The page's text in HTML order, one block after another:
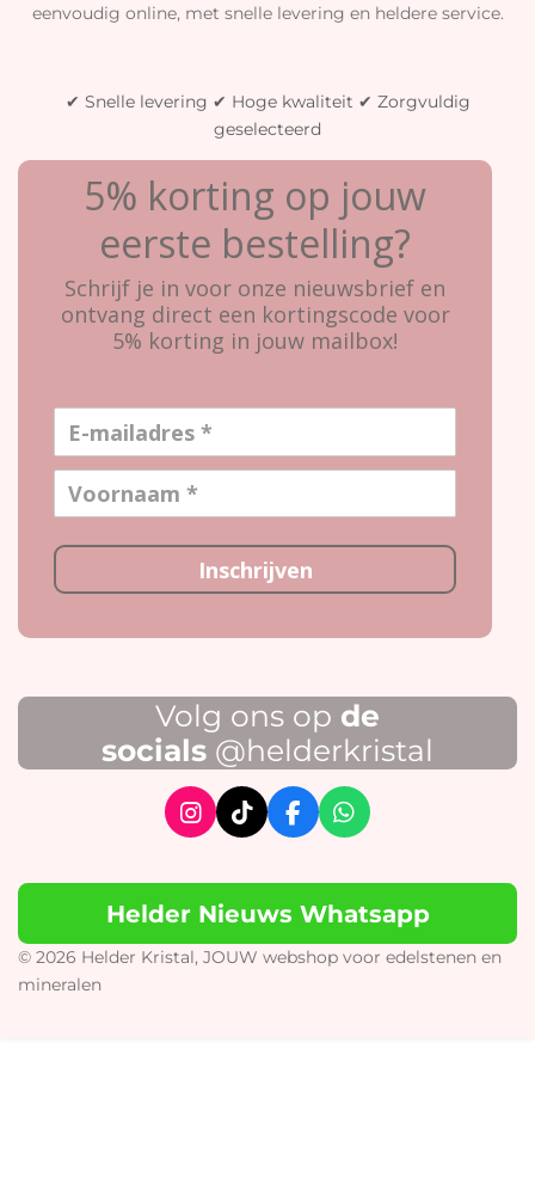
eenvoudig online, met snelle levering en heldere service.
✔ Snelle levering ✔ Hoge kwaliteit ✔ Zorgvuldig
geselecteerd
5% korting op jouw
eerste bestelling?
Schrijf je in voor onze nieuwsbrief en
ontvang direct een kortingscode voor
5% korting in jouw mailbox!
Inschrijven
Volg ons op de
socials @helderkristal
I
n
t
a
r
T
i
T
o
F
a
e
b
o
W
h
t
s
p
Helder Nieuws Whatsapp
© 2026 Helder Kristal, JOUW webshop voor edelstenen en
mineralen